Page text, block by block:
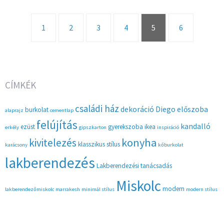
1 2 3 4 5 6
CÍMKÉK
alaprajz burkolat cementlap családi ház dekoráció Diego előszoba
erkély ezüst felújítás gipszkarton gyerekszoba ikea inspiráció kandalló
karácsony kivitelezés klasszikus stílus konyha kőburkolat
lakberendezés Lakberendezési tanácsadás
lakberendezőmiskolc marrakesh minimál stílus Miskolc modern modern stílus